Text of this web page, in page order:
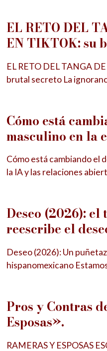
EL RETO DEL
EN TIKTOK: su
EL RETO DEL TANGA
brutal secreto La
Cómo está
masculino en la
Cómo está cambiando el
la IA y las relaciones
Deseo (2026):
reescribe el
Deseo (2026): Un
hispanomexicano
Pros y Contras
Esposas».
RAMERAS Y ESPOSAS